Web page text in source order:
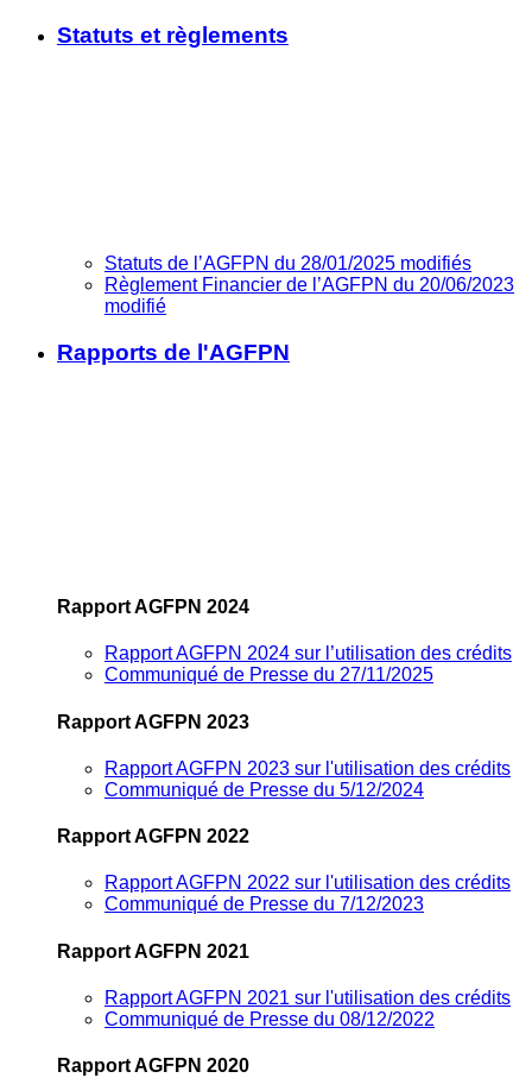
Statuts et règlements
Statuts de l’AGFPN du 28/01/2025 modifiés
Règlement Financier de l’AGFPN du 20/06/2023
modifié
Rapports de l'AGFPN
Rapport AGFPN 2024
Rapport AGFPN 2024 sur l’utilisation des crédits
Communiqué de Presse du 27/11/2025
Rapport AGFPN 2023
Rapport AGFPN 2023 sur l'utilisation des crédits
Communiqué de Presse du 5/12/2024
Rapport AGFPN 2022
Rapport AGFPN 2022 sur l'utilisation des crédits
Communiqué de Presse du 7/12/2023
Rapport AGFPN 2021
Rapport AGFPN 2021 sur l'utilisation des crédits
Communiqué de Presse du 08/12/2022
Rapport AGFPN 2020